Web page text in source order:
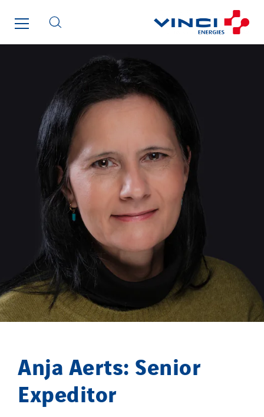
Anja Aerts: Senior
Expeditor